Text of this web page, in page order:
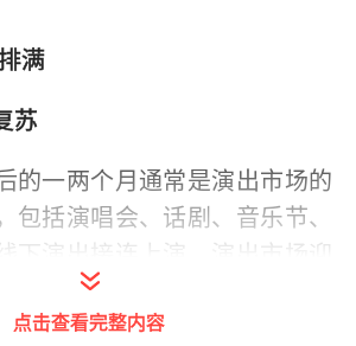
满
苏
的一两个月通常是演出市场的
包括演唱会、话剧、音乐节、
下演出接连上演，演出市场迎
点击查看完整内容